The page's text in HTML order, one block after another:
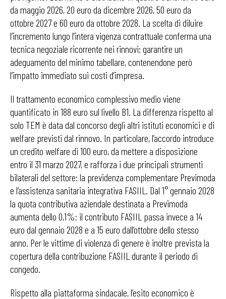
da maggio 2026, 20 euro da dicembre 2026, 50 euro da
ottobre 2027 e 60 euro da ottobre 2028. La scelta di diluire
l’incremento lungo l’intera vigenza contrattuale conferma una
tecnica negoziale ricorrente nei rinnovi: garantire un
adeguamento del minimo tabellare, contenendone però
l’impatto immediato sui costi d’impresa.
Il trattamento economico complessivo medio viene
quantificato in 188 euro sul livello B1. La differenza rispetto al
solo TEM è data dal concorso degli altri istituti economici e di
welfare previsti dal rinnovo. In particolare, l’accordo introduce
un credito welfare di 100 euro, da mettere a disposizione
entro il 31 marzo 2027, e rafforza i due principali strumenti
bilaterali del settore: la previdenza complementare Previmoda
e l’assistenza sanitaria integrativa FASIIL. Dal 1° gennaio 2028
la quota contributiva aziendale destinata a Previmoda
aumenta dello 0,1%; il contributo FASIIL passa invece a 14
euro dal gennaio 2028 e a 15 euro dall’ottobre dello stesso
anno. Per le vittime di violenza di genere è inoltre prevista la
copertura della contribuzione FASIIL durante il periodo di
congedo.
Rispetto alla piattaforma sindacale, l’esito economico è